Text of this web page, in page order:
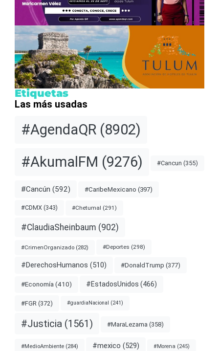
Etiquetas
Las más usadas
#AgendaQR (8902)
#AkumalFM (9276) #Cancun (355)
#Cancún (592) #CaribeMexicano (397)
#CDMX (343) #Chetumal (291)
#ClaudiaSheinbaum (902)
#CrimenOrganizado (282) #Deportes (298)
#DerechosHumanos (510) #DonaldTrump (377)
#Economía (410) #EstadosUnidos (466)
#FGR (372) #guardiaNacional (241)
#Justicia (1561) #MaraLezama (358)
#MedioAmbiente (284) #mexico (529) #Morena (245)